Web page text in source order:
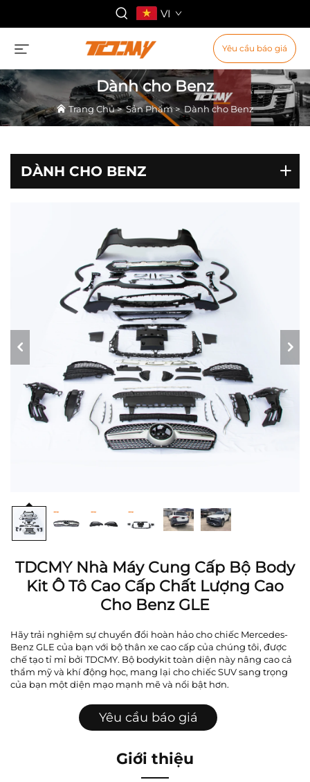
VI
Yêu cầu báo giá
Dành cho Benz
Trang Chủ>Sản Phẩm>Dành cho Benz
DÀNH CHO BENZ
TDCMY Nhà Máy Cung Cấp Bộ Body
Kit Ô Tô Cao Cấp Chất Lượng Cao
Cho Benz GLE
Hãy trải nghiệm sự chuyển đổi hoàn hảo cho chiếc Mercedes-
Benz GLE của bạn với bộ thân xe cao cấp của chúng tôi, được
chế tạo tỉ mỉ bởi TDCMY. Bộ bodykit toàn diện này nâng cao cả
thẩm mỹ và khí động học, mang lại cho chiếc SUV sang trọng
của bạn một diện mạo mạnh mẽ và nổi bật hơn.
Yêu cầu báo giá
Giới thiệu